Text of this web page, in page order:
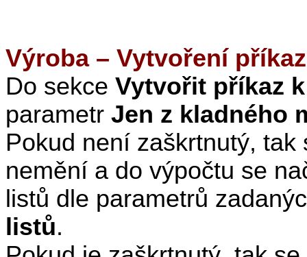
Výroba – Vytvoření
Do sekce Vytvořit příkaz
parametr Jen z kladného
Pokud není zaškrtnutý,
nemění a do výpočtu se
listů dle parametrů
listů.